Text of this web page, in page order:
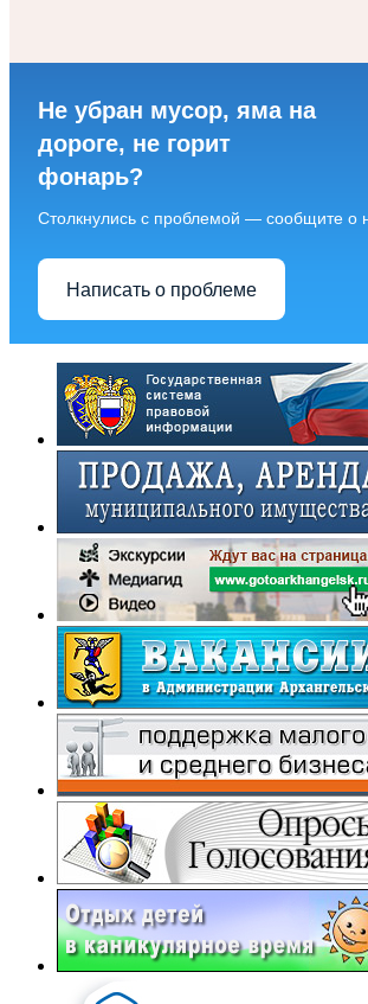
Не убран мусор, яма на
дороге, не горит
фонарь?
Столкнулись с проблемой — сообщите о
Написать о проблеме